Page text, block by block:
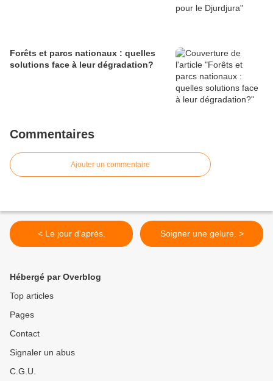
Forêts et parcs nationaux : quelles
solutions face à leur dégradation?
Commentaires
Ajouter un commentaire
< Le jour d'après. Soigner une gelure. >
Hébergé par Overblog
Top articles
Pages
Contact
Signaler un abus
C.G.U.